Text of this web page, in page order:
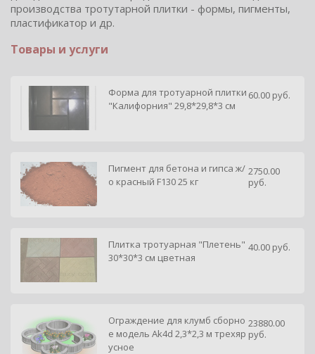
производства тротутарной плитки - формы, пигменты,
пластификатор и др.
Товары и услуги
Форма для тротуарной плитки
"Калифорния" 29,8*29,8*3 см
60.00 руб.
Пигмент для бетона и гипса ж/
о красный F130 25 кг
2750.00
руб.
Плитка тротуарная "Плетень"
30*30*3 см цветная
40.00 руб.
Ограждение для клумб сборно
е модель Ak4d 2,3*2,3 м трехяр
усное
23880.00
руб.